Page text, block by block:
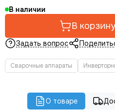
В наличии
В корзину
Задать вопрос
Сварочные аппараты
О товаре